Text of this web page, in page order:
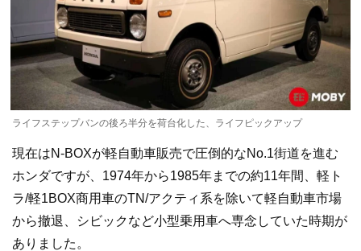
ライフステップバンの後ろ半分を荷台化した、ライフピックアップ
現在はN-BOXが軽自動車販売で圧倒的なNo.1街道を進む
ホンダですが、1974年から1985年までの約11年間、軽ト
ラ/軽1BOX商用車のTN/アクティ系を除いて軽自動車市場
から撤退、シビックなど小型乗用車へ専念していた時期が
ありました。